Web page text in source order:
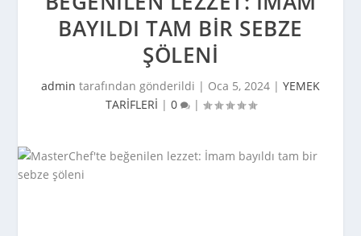
BAYILDI TAM BIR SEBZE
ŞÖLENI
admin tarafından gönderildi | Oca 5, 2024 | YEMEK
TARİFLERİ | 0 |